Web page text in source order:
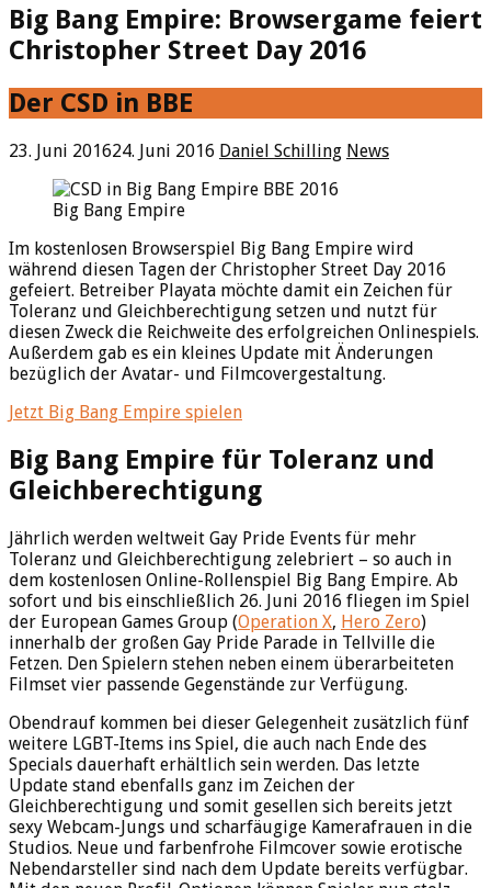
Big Bang Empire: Browsergame feiert
Christopher Street Day 2016
Der CSD in BBE
23. Juni 201624. Juni 2016 Daniel Schilling News
Big Bang Empire
Im kostenlosen Browserspiel Big Bang Empire wird
während diesen Tagen der Christopher Street Day 2016
gefeiert. Betreiber Playata möchte damit ein Zeichen für
Toleranz und Gleichberechtigung setzen und nutzt für
diesen Zweck die Reichweite des erfolgreichen Onlinespiels.
Außerdem gab es ein kleines Update mit Änderungen
bezüglich der Avatar- und Filmcovergestaltung.
Jetzt Big Bang Empire spielen
Big Bang Empire für Toleranz und
Gleichberechtigung
Jährlich werden weltweit Gay Pride Events für mehr
Toleranz und Gleichberechtigung zelebriert – so auch in
dem kostenlosen Online-Rollenspiel Big Bang Empire. Ab
sofort und bis einschließlich 26. Juni 2016 fliegen im Spiel
der European Games Group (Operation X, Hero Zero)
innerhalb der großen Gay Pride Parade in Tellville die
Fetzen. Den Spielern stehen neben einem überarbeiteten
Filmset vier passende Gegenstände zur Verfügung.
Obendrauf kommen bei dieser Gelegenheit zusätzlich fünf
weitere LGBT-Items ins Spiel, die auch nach Ende des
Specials dauerhaft erhältlich sein werden. Das letzte
Update stand ebenfalls ganz im Zeichen der
Gleichberechtigung und somit gesellen sich bereits jetzt
sexy Webcam-Jungs und scharfäugige Kamerafrauen in die
Studios. Neue und farbenfrohe Filmcover sowie erotische
Nebendarsteller sind nach dem Update bereits verfügbar.